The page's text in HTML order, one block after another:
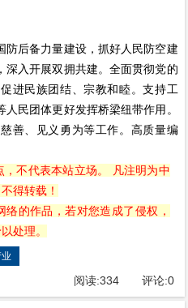
后备力量建设，抓好人民防空建
深入开展双拥共建。全面贯彻党的
进民族团结、宗教和睦。支持工
民团体更好发挥桥梁纽带作用。
善、见义勇为等工作。高质量编
不代表本站立场。 凡注明为中
得转载！
的作品，若对您造成了侵权，
处理。
阅读:334评论:0